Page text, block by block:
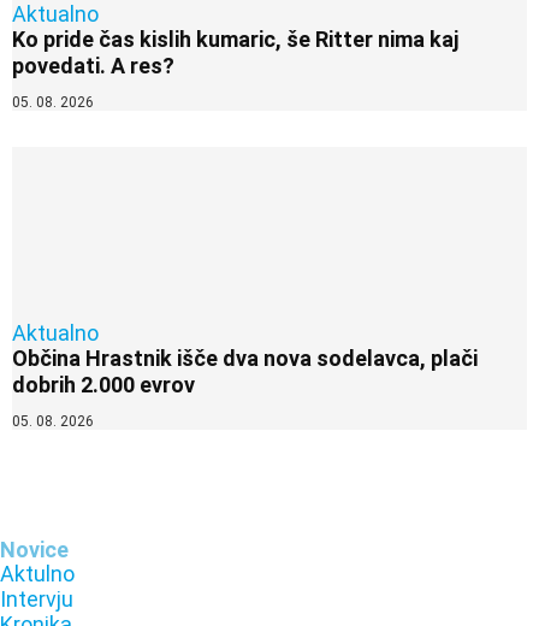
Aktualno
Ko pride čas kislih kumaric, še Ritter nima kaj
povedati. A res?
05. 08. 2026
Aktualno
Občina Hrastnik išče dva nova sodelavca, plači
dobrih 2.000 evrov
05. 08. 2026
Novice
Aktulno
Intervju